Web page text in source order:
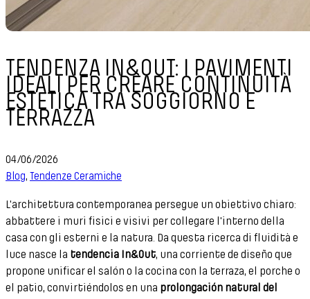
TENDENZA IN&OUT: I PAVIMENTI
IDEALI PER CREARE CONTINUITÀ
ESTETICA TRA SOGGIORNO E
TERRAZZA
04/06/2026
Blog, Tendenze Ceramiche
L'architettura contemporanea persegue un obiettivo chiaro:
abbattere i muri fisici e visivi per collegare l'interno della
casa con gli esterni e la natura. Da questa ricerca di fluidità e
luce nasce la tendencia In&Out, una corriente de diseño que
propone unificar el salón o la cocina con la terraza, el porche o
el patio, convirtiéndolos en una prolongación natural del